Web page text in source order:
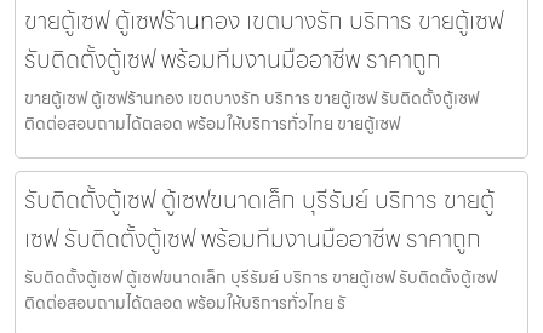
ขายตู้เซฟ ตู้เซฟร้านทอง เขตบางรัก บริการ ขายตู้เซฟ
รับติดตั้งตู้เซฟ พร้อมทีมงานมืออาชีพ ราคาถูก
ขายตู้เซฟ ตู้เซฟร้านทอง เขตบางรัก บริการ ขายตู้เซฟ รับติดตั้งตู้เซฟ
ติดต่อสอบถามได้ตลอด พร้อมให้บริการทั่วไทย ขายตู้เซฟ
รับติดตั้งตู้เซฟ ตู้เซฟขนาดเล็ก บุรีรัมย์ บริการ ขายตู้
เซฟ รับติดตั้งตู้เซฟ พร้อมทีมงานมืออาชีพ ราคาถูก
รับติดตั้งตู้เซฟ ตู้เซฟขนาดเล็ก บุรีรัมย์ บริการ ขายตู้เซฟ รับติดตั้งตู้เซฟ
ติดต่อสอบถามได้ตลอด พร้อมให้บริการทั่วไทย รั